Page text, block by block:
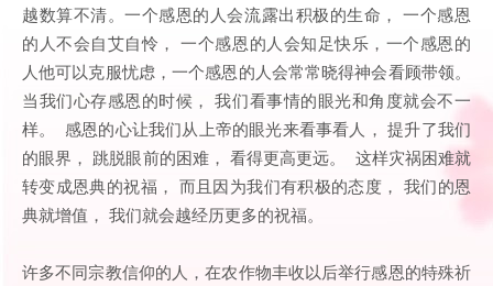
越数算不清。一个感恩的人会流露出积极的生命， 一个感恩
的人不会自艾自怜， 一个感恩的人会知足快乐，一个感恩的
人他可以克服忧虑，一个感恩的人会常常晓得神会看顾带领。
当我们心存感恩的时候， 我们看事情的眼光和角度就会不一
样。 感恩的心让我们从上帝的眼光来看事看人， 提升了我们
的眼界， 跳脱眼前的困难， 看得更高更远。 这样灾祸困难就
转变成恩典的祝福， 而且因为我们有积极的态度， 我们的恩
典就增值， 我们就会越经历更多的祝福。
许多不同宗教信仰的人，在农作物丰收以后举行感恩的特殊祈